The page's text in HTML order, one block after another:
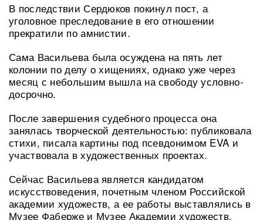
В последствии Сердюков покинул пост, а
уголовное преследование в его отношении
прекратили по амнистии.
Сама Васильева была осуждена на пять лет
колонии по делу о хищениях, однако уже через
месяц с небольшим вышла на свободу условно-
досрочно.
После завершения судебного процесса она
занялась творческой деятельностью: публиковала
стихи, писала картины под псевдонимом EVA и
участвовала в художественных проектах.
Сейчас Васильева является кандидатом
искусствоведения, почетным членом Российской
академии художеств, а ее работы выставлялись в
Музее Фаберже и Музее Академии художеств.